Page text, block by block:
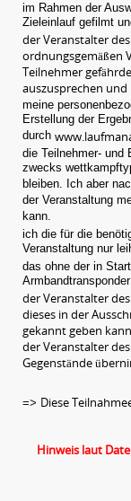
im Rahmen der
Zieleinlauf gefilmt
der Veranstalter
ordnungsgemäßen
Teilnehmer
auszusprechen
meine
Erstellung der
durch
die Teilnehmer- und
zwecks
bleiben. Ich aber
der Veranstaltung
kann.
ich die für die
Veranstaltung nur
das ohne der in
der Veranstalter
dieses in der
gekannt geben
der Veranstalter
Gegenstände
=> Diese
Hinweis laut